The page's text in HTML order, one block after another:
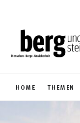
HOME THEMEN